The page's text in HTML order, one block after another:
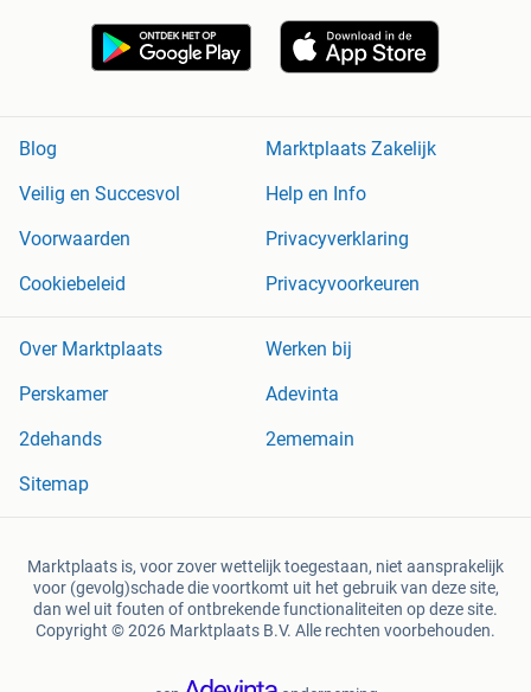
Blog
Marktplaats Zakelijk
Veilig en Succesvol
Help en Info
Voorwaarden
Privacyverklaring
Cookiebeleid
Privacyvoorkeuren
Over Marktplaats
Werken bij
Perskamer
Adevinta
2dehands
2ememain
Sitemap
Marktplaats is, voor zover wettelijk toegestaan, niet aansprakelijk
voor (gevolg)schade die voortkomt uit het gebruik van deze site,
dan wel uit fouten of ontbrekende functionaliteiten op deze site.
Copyright © 2026 Marktplaats B.V. Alle rechten voorbehouden.